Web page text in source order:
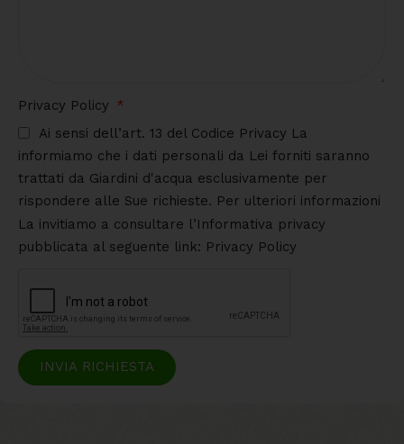
Privacy Policy
Ai sensi dell’art. 13 del Codice Privacy La
informiamo che i dati personali da Lei forniti saranno
trattati da Giardini d'acqua esclusivamente per
rispondere alle Sue richieste. Per ulteriori informazioni
La invitiamo a consultare l’Informativa privacy
pubblicata al seguente link: Privacy Policy
INVIA RICHIESTA